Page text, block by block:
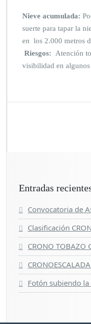
Nieve acumulada:
suerte para tapar la
en los 2.000 metros
Riesgos: Atención
visibilidad en algunos
Entradas
Convocatoria de
Clasificación
CRONO TOBAZO
Fotón subiendo la